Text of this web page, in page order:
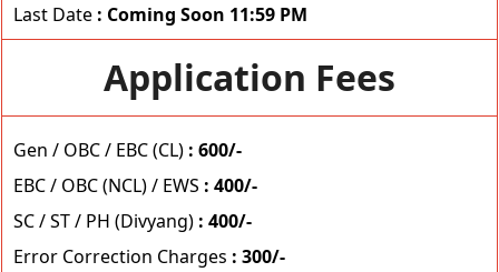
Last Date : Coming Soon 11:59 PM
Application Fees
Gen / OBC / EBC (CL) : 600/-
EBC / OBC (NCL) / EWS : 400/-
SC / ST / PH (Divyang) : 400/-
Error Correction Charges : 300/-